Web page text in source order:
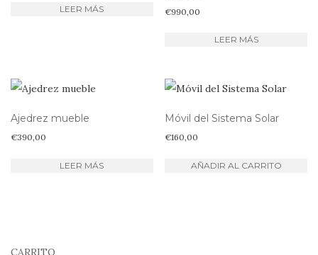
LEER MÁS €990,00
LEER MÁS
Ajedrez mueble
€390,00
LEER MÁS
Móvil del Sistema Solar
€160,00
AÑADIR AL CARRITO
CARRITO